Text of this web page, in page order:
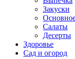
Закуски
Салаты
Десерты
Здоровье
Сад и огород